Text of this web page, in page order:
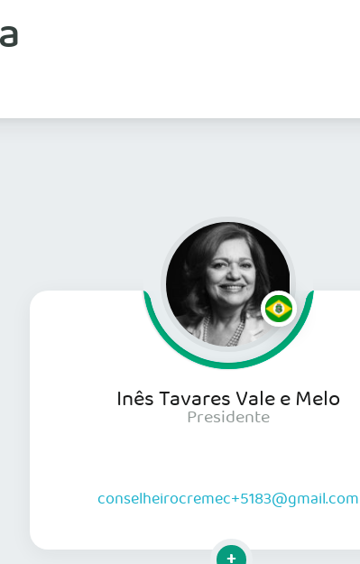
Inês Tavares Vale e Melo
Presidente
conselheirocremec+5183@gmail.com
Clique para mais